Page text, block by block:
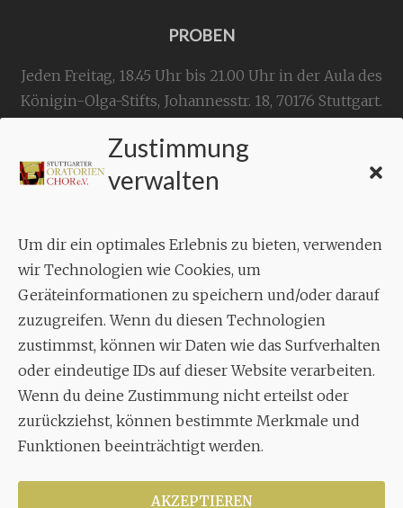
Zustimmung
verwalten
Um dir ein optimales Erlebnis zu bieten, verwenden
wir Technologien wie Cookies, um
Geräteinformationen zu speichern und/oder darauf
zuzugreifen. Wenn du diesen Technologien
zustimmst, können wir Daten wie das Surfverhalten
oder eindeutige IDs auf dieser Website verarbeiten.
Wenn du deine Zustimmung nicht erteilst oder
zurückziehst, können bestimmte Merkmale und
Funktionen beeinträchtigt werden.
AKZEPTIEREN
PROBEN
Jeden Freitag, 18.45 Uhr bis 21.00 Uhr in der Aula des
Königin-Olga-Stifts, Johannesstr. 18, 70176 Stuttgart.
KONTAKT
Geschäftsstelle:
Aixheimer Str. 18
70619 Stuttgart
MUSIK
Musikalischer Leiter:
Enrico Trummer
Tel.+49 (0)177 / 34 23 57 1
Facebook
TwitterYouTube